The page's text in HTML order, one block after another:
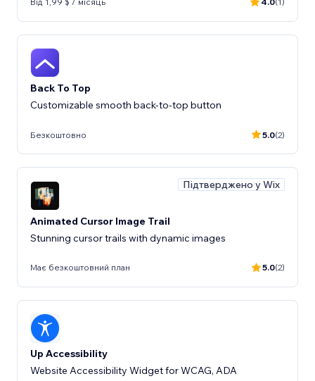
Back To Top
Customizable smooth back-to-top button
Безкоштовно 5.0(2)
Підтверджено у Wix
Animated Cursor Image Trail
Stunning cursor trails with dynamic images
Має безкоштовний план 5.0(2)
Up Accessibility
Website Accessibility Widget for WCAG, ADA